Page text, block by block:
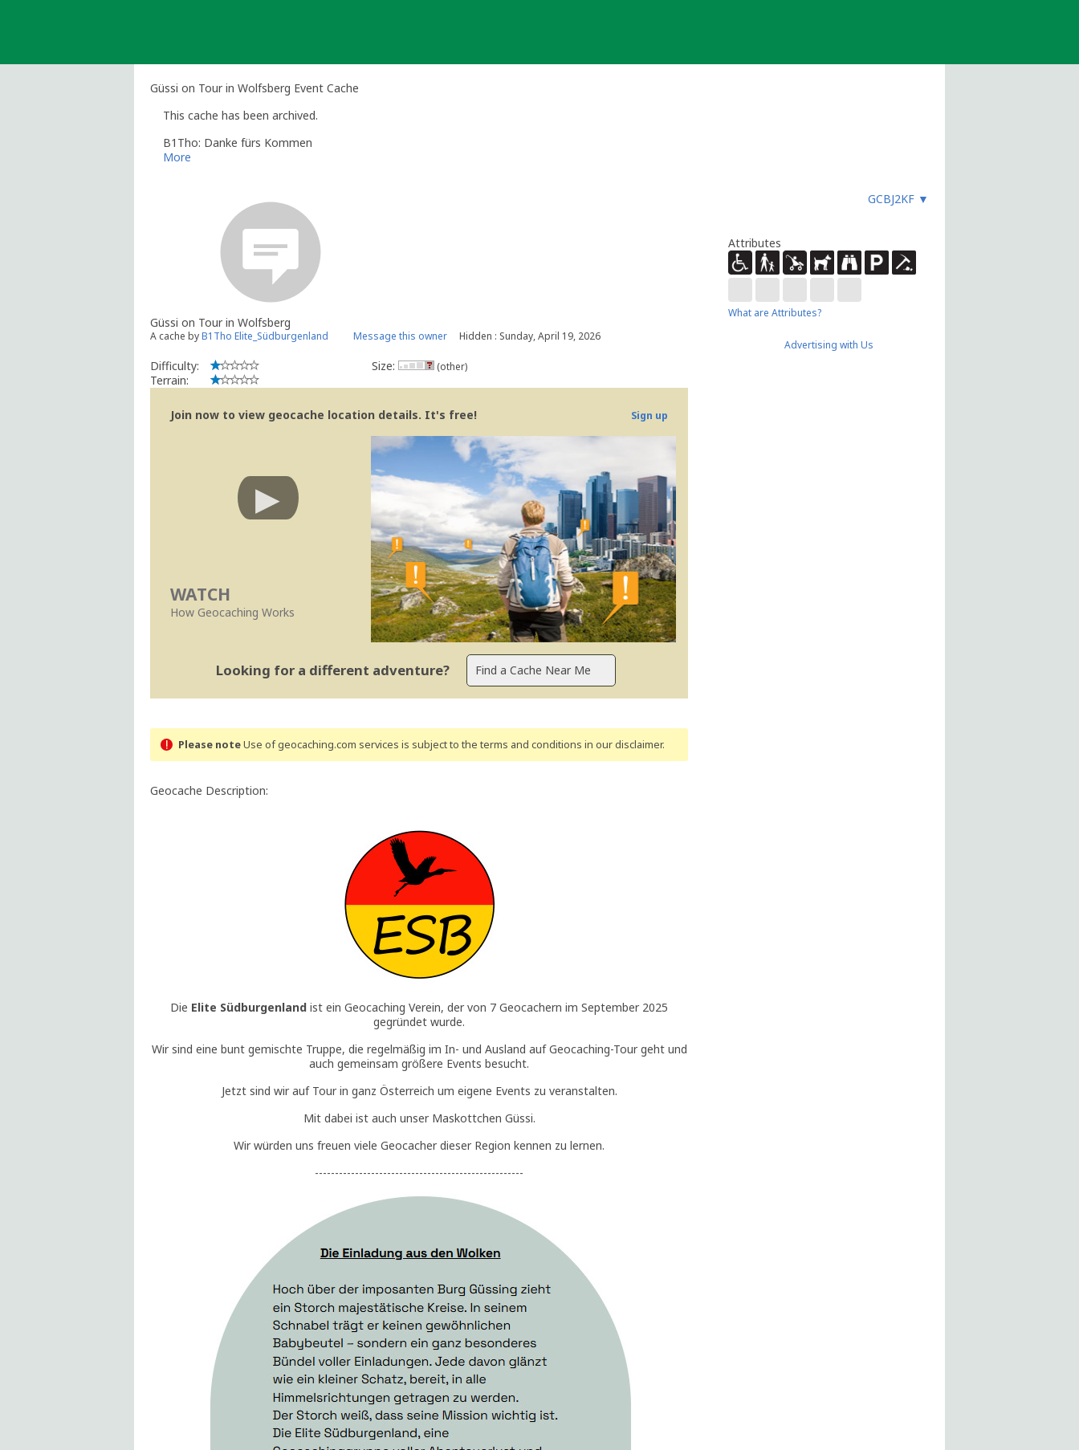
Güssi on Tour in Wolfsberg Event Cache
This cache has been archived.
B1Tho: Danke fürs Kommen
More
GCBJ2KF ▼
Güssi on Tour in Wolfsberg
A cache byB1Tho Elite_Südburgenland Message this owner Hidden : Sunday, April 19, 2026
Difficulty:
Terrain:
Size: (other)
Join now to view geocache location details. It's free! Sign up
WATCH
How Geocaching Works
Looking for a different adventure?
Please noteUse of geocaching.com services is subject to the terms and conditions in our disclaimer.
Geocache Description:
Die Elite Südburgenland ist ein Geocaching Verein, der von 7 Geocachern im September 2025
gegründet wurde.
Wir sind eine bunt gemischte Truppe, die regelmäßig im In- und Ausland auf Geocaching-Tour geht und
auch gemeinsam größere Events besucht.
Jetzt sind wir auf Tour in ganz Österreich um eigene Events zu veranstalten.
Mit dabei ist auch unser Maskottchen Güssi.
Wir würden uns freuen viele Geocacher dieser Region kennen zu lernen.
----------------------------------------------------
Attributes
What are Attributes?
Advertising with Us